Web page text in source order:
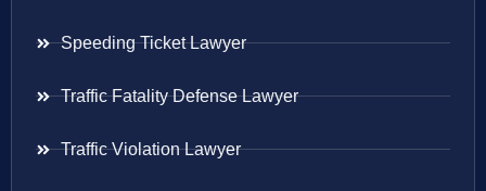
Speeding Ticket Lawyer
Traffic Fatality Defense Lawyer
Traffic Violation Lawyer